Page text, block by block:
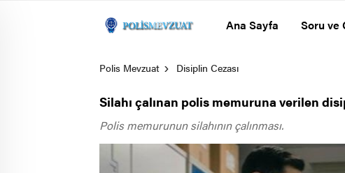
Ana Sayfa Soru ve
Polis Mevzuat Disiplin Cezası
Silahı çalınan polis memuruna verilen
Polis memurunun silahının çalınması.